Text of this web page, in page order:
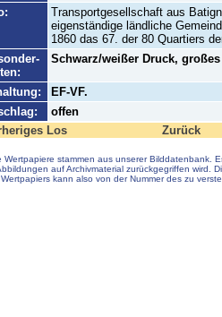
Transportgesellschaft aus
eigenständige ländliche
1860 das 67. der 80 Quartiers
Schwarz/weißer Druck,
EF-VF.
offen
Los
Zurück
Wertpapiere stammen aus unserer Bilddatenbank.
auf Archivmaterial zurückgegriffen wird.
Wertpapiers kann also von der Nummer des zu